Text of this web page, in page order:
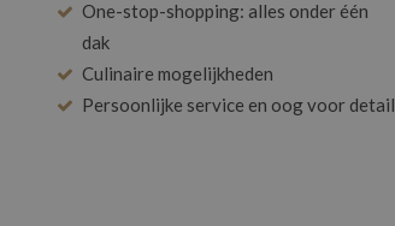
One-stop-shopping: alles onder één
dak
Culinaire mogelijkheden
Persoonlijke service en oog voor detail